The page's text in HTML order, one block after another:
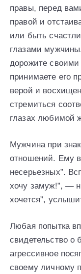
правы, перед
правой и
или быть
глазами
дорожите
принимаете его
верой и
стремиться
глазах любимой
Мужчина при
отношений. Ему
несерьезных”.
хочу замуж!”, —
хочется”,
Любая попытка
свидетельство о
агрессивное
своему личному